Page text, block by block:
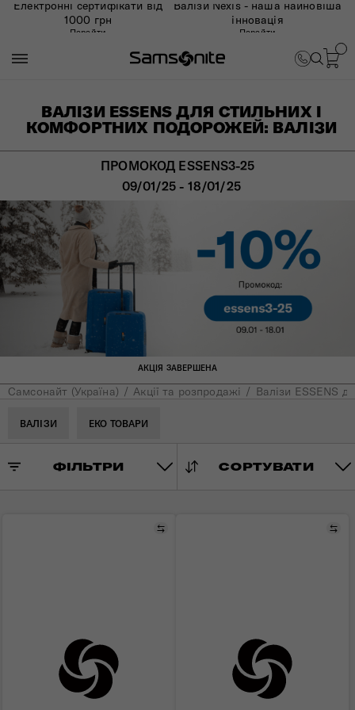
Електронні сертифікати від
1000 грн
Перейти
Валізи Nexis - наша найновіша
інновація
Перейти
ВАЛІЗИ ESSENS ДЛЯ СТИЛЬНИХ І
КОМФОРТНИХ ПОДОРОЖЕЙ: ВАЛІЗИ
ПРОМОКОД ESSENS3-25
09/01/25 - 18/01/25
АКЦІЯ ЗАВЕРШЕНА
Самсонайт (Україна) Акції та розпродажі Валізи ESSENS
ВАЛІЗИ ЕКО ТОВАРИ
ФІЛЬТРИ СОРТУВАТИ
Порівняти